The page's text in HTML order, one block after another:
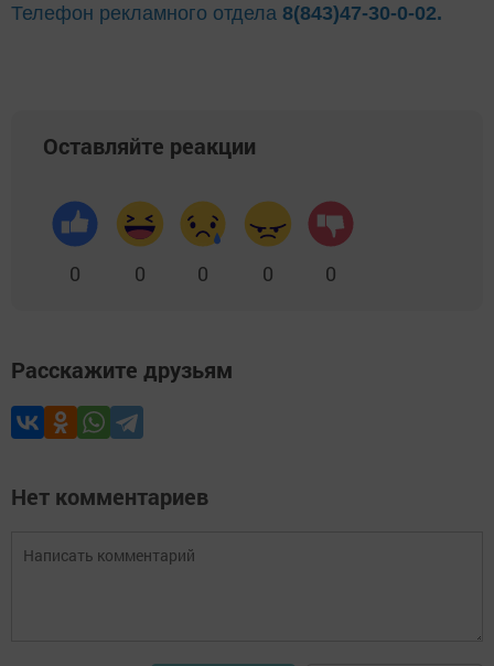
Телефон рекламного отдела 8(843)47-30-0-02.
Оставляйте реакции
0 0 0 0 0
Расскажите друзьям
Нет комментариев